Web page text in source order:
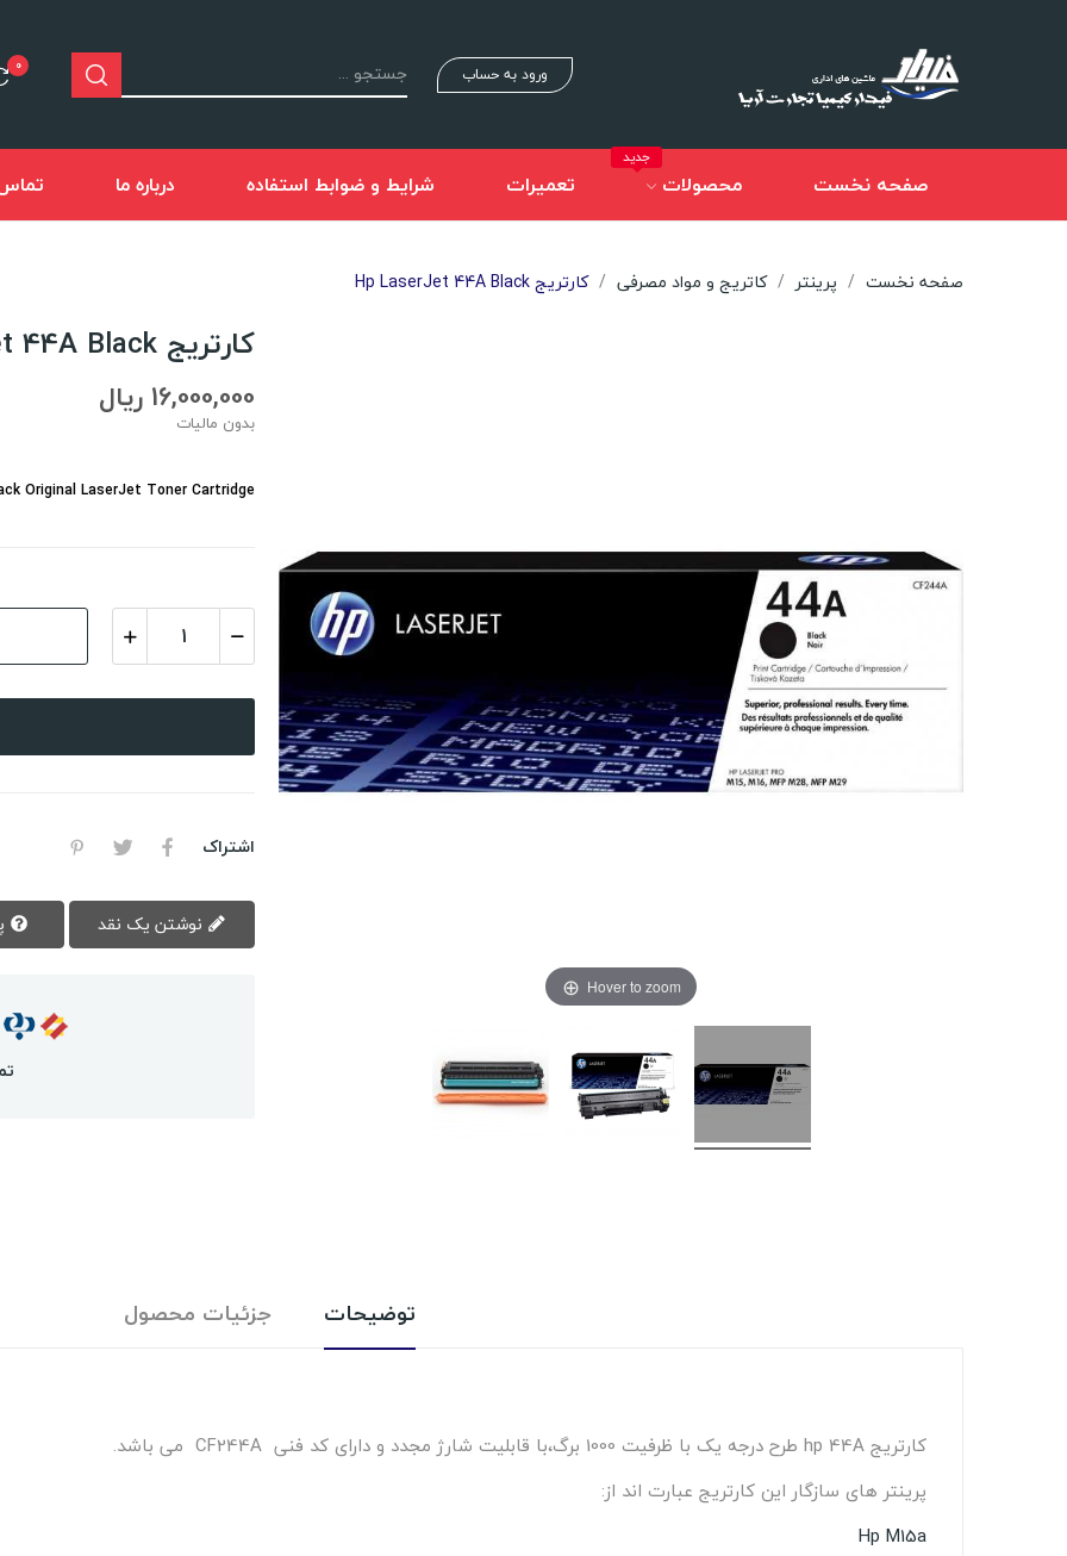
ورود به حساب 0
صفحه نخست محصولات
جدید
تعمیرات شرایط و ضوابط استفاده درباره ما
صفحه نخست پرینتر کاتریج و مواد مصرفی کارتریج Hp LaserJet 44A Black
Hover to zoom
کارتریج Hp LaserJet 44A Black
16,000,000 ریال
بدون مالیات
Original LaserJet Toner Cartridge
اشتراک
توضیحات جزئیات محصول
کارتریج hp 44A طرح درجه یک با ظرفیت 1000 برگ،با قابلیت شارژ مجدد و دارای کد فنی CF244A می باشد.
پرینتر های سازگار این کارتریج عبارت اند از:
Hp M15a